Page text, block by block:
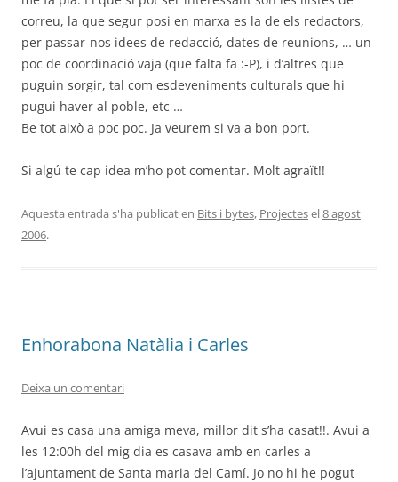
correu, la que segur posi en marxa es la de els redactors,
per passar-nos idees de redacció, dates de reunions, … un
poc de coordinació vaja (que falta fa :-P), i d’altres que
puguin sorgir, tal com esdeveniments culturals que hi
pugui haver al poble, etc …
Be tot això a poc poc. Ja veurem si va a bon port.
Si algú te cap idea m’ho pot comentar. Molt agraït!!
Aquesta entrada s'ha publicat en Bits i bytes, Projectesel8 agost
2006.
Enhorabona Natàlia i Carles
Deixa un comentari
Avui es casa una amiga meva, millor dit s’ha casat!!. Avui a
les 12:00h del mig dia es casava amb en carles a
l’ajuntament de Santa maria del Camí. Jo no hi he pogut